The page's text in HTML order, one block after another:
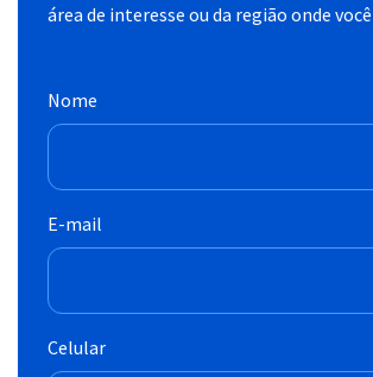
área de interesse ou da região onde
Nome
E-mail
Celular